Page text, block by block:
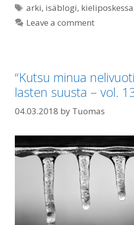
Tags
arki, isäblogi, kieliposkessa
Leave a comment
“Kutsu minua
lasten suusta – vol.
04.03.2018 by Tuomas